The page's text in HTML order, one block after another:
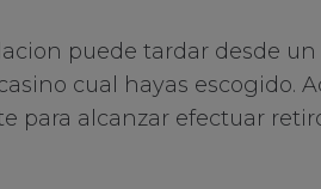
puede tardar desde
cual hayas escogido.
para alcanzar efectuar